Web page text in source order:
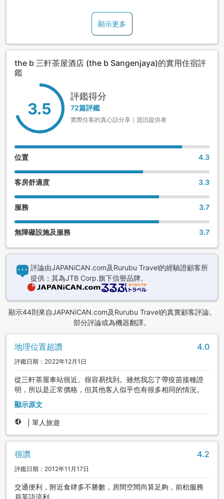
顯示更多
the b 三軒茶屋酒店 (the b Sangenjaya)的實用住宿評
鑑
3.5
評鑑得分
72篇評鑑
實際住客的真心話分享｜資訊提供者
位置 4.3
客房舒適度 3.3
服務 3.7
無障礙設施及服務 3.7
評論由JAPANiCAN.com及Rurubu Travel的經驗證顧客所
提供；其為JTB Corp.旗下信譽品牌。
顯示44則來自JAPANiCAN.com及Rurubu Travel的真實顧客評論。
部分評論或為機器翻譯。
地理位置超讚 4.0
評鑑日期：2022年12月1日
從三軒茶屋車站很近。很容易找到。雖然我忘了帶疫苗接種證
明，所以是正常價格，但其他客人似乎也有很多相同的情況。
顯示原文
單人旅遊
很讚 4.2
評鑑日期：2012年11月17日
交通便利，附近食肆多不勝數，房間空間尚算足夠，前枱服務
員英語流利